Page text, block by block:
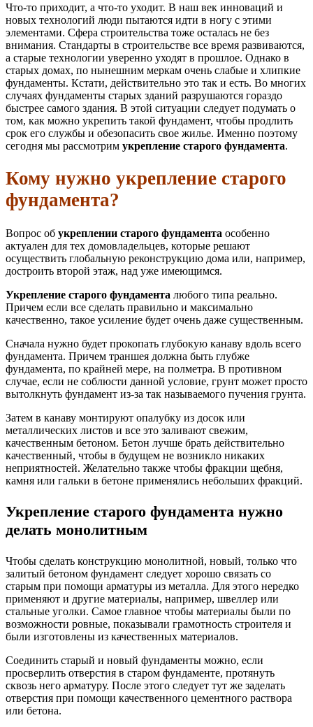
Что-то приходит, а что-то уходит. В наш век инноваций и
новых технологий люди пытаются идти в ногу с этими
элементами. Сфера строительства тоже осталась не без
внимания. Стандарты в строительстве все время развиваются,
а старые технологии уверенно уходят в прошлое. Однако в
старых домах, по нынешним меркам очень слабые и хлипкие
фундаменты. Кстати, действительно это так и есть. Во многих
случаях фундаменты старых зданий разрушаются гораздо
быстрее самого здания. В этой ситуации следует подумать о
том, как можно укрепить такой фундамент, чтобы продлить
срок его службы и обезопасить свое жилье. Именно поэтому
сегодня мы рассмотрим укрепление старого фундамента.
Кому нужно укрепление старого
фундамента?
Вопрос об укреплении старого фундамента особенно
актуален для тех домовладельцев, которые решают
осуществить глобальную реконструкцию дома или, например,
достроить второй этаж, над уже имеющимся.
Укрепление старого фундамента любого типа реально.
Причем если все сделать правильно и максимально
качественно, такое усиление будет очень даже существенным.
Сначала нужно будет прокопать глубокую канаву вдоль всего
фундамента. Причем траншея должна быть глубже
фундамента, по крайней мере, на полметра. В противном
случае, если не соблюсти данной условие, грунт может просто
вытолкнуть фундамент из-за так называемого пучения грунта.
Затем в канаву монтируют опалубку из досок или
металлических листов и все это заливают свежим,
качественным бетоном. Бетон лучше брать действительно
качественный, чтобы в будущем не возникло никаких
неприятностей. Желательно также чтобы фракции щебня,
камня или гальки в бетоне применялись небольших фракций.
Укрепление старого фундамента нужно
делать монолитным
Чтобы сделать конструкцию монолитной, новый, только что
залитый бетоном фундамент следует хорошо связать со
старым при помощи арматуры из металла. Для этого нередко
применяют и другие материалы, например, швеллер или
стальные уголки. Самое главное чтобы материалы были по
возможности ровные, показывали грамотность строителя и
были изготовлены из качественных материалов.
Соединить старый и новый фундаменты можно, если
просверлить отверстия в старом фундаменте, протянуть
сквозь него арматуру. После этого следует тут же заделать
отверстия при помощи качественного цементного раствора
или бетона.